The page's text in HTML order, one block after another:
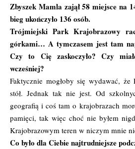
Zbyszek Mamla zajął 58 miejsce na
bieg ukończyło 136 osób.
Trójmiejski Park Krajobrazowy
górkami… A tymczasem jest tam
Czy to Cię zaskoczyło? Czy
wcześniej?
Faktycznie mogłoby się wydawać, że
stół. Jednak tak nie jest. Od
geografią i coś tam o krajobrazach
pamięci, tak więc choć nie byłem
Krajobrazowym teren w niczym mnie
Co było dla Ciebie najtrudniejsze